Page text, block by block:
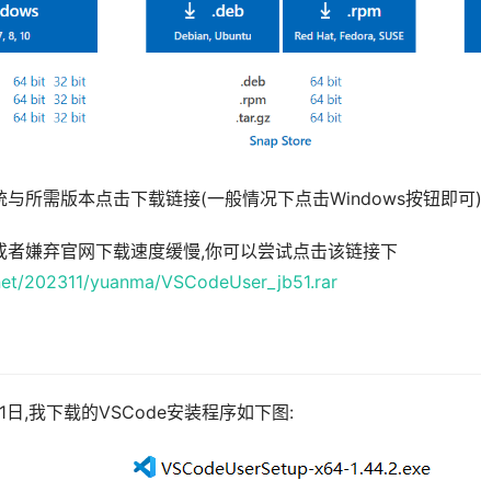
与所需版本点击下载链接(一般情况下点击Windows按钮即可)
者嫌弃官网下载速度缓慢,你可以尝试点击该链接下
202311/yuanma/VSCodeUser_jb51.rar
,我下载的VSCode安装程序如下图: